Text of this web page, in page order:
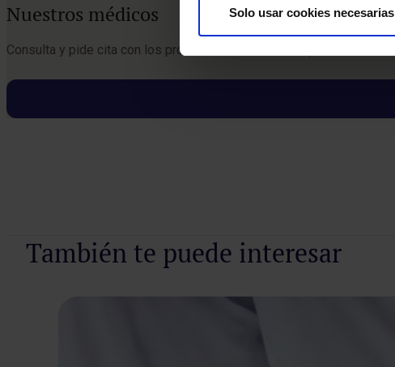
Solo usar cookies necesarias
Nuestros médicos
Consulta y pide cita con los profesionales de esta especialidad
Pedir cita
También te puede interesar